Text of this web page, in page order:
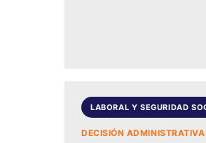
LABORAL Y SEGURIDAD
DECISIÓN